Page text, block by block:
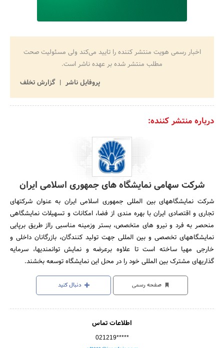
اخبار رسمی هویت منتشر کننده را تایید می‌کند ولی مسئولیت صحت
مطلب منتشر شده بر عهده ناشر است.
پروفایل ناشر
گزارش تخلف
درباره منتشر کننده:
شرکت سهامی نمایشگاه های جمهوری اسلامی ایران
شرکت نمایشگاههای بین المللی جمهوری اسلامی ایران به عنوان شرکتهای
تجاری و اقتصادی ایران با بهره مندی از فضا، امکانات و تسهیلات نمایشگاهی
منحصر به فرد و نیرو های متخصص، بستر وزمینه مناسبی رااز طریق برپایی
نمایشگاههای تخصصی و بین المللی جهت تولید کنندگان، بازرگانان داخلی و
خارجی مهیا ساخته است تا علاوه برعرضه و نمایش توانمندیها، سرمایه
گذاریهای مشترک بین المللی خود را در محل این نمایشگاه توسعه بخشند.
صفحه رسمی دنبال کنید
اطلاعات تماس
021219*****